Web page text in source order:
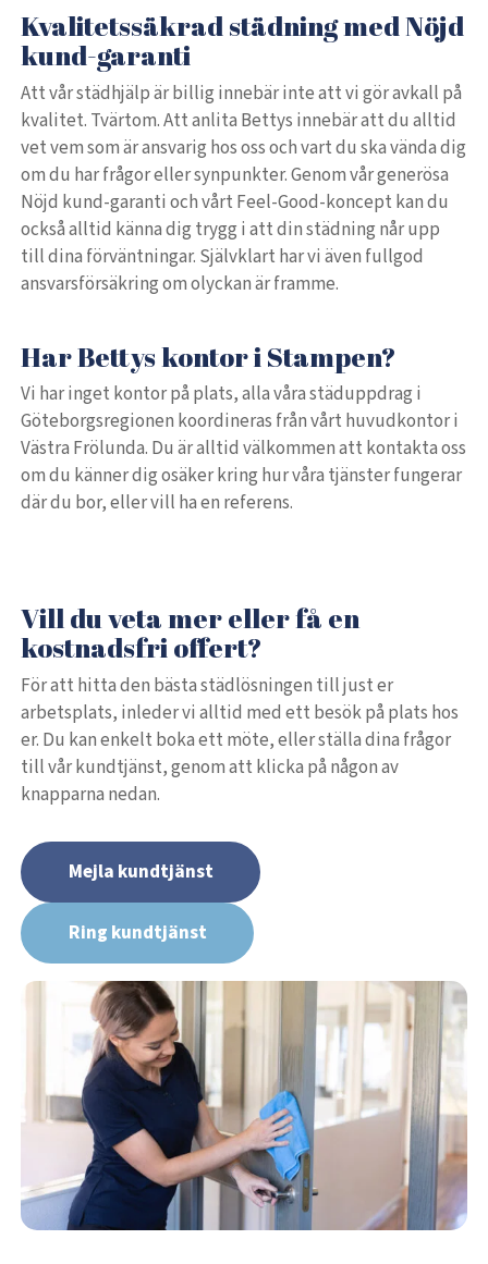
Kvalitetssäkrad städning med Nöjd
kund-garanti
Att vår städhjälp är billig innebär inte att vi gör avkall på
kvalitet. Tvärtom. Att anlita Bettys innebär att du alltid
vet vem som är ansvarig hos oss och vart du ska vända dig
om du har frågor eller synpunkter. Genom vår generösa
Nöjd kund-garanti och vårt Feel-Good-koncept kan du
också alltid känna dig trygg i att din städning når upp
till dina förväntningar. Självklart har vi även fullgod
ansvarsförsäkring om olyckan är framme.
Har Bettys kontor i Stampen?
Vi har inget kontor på plats, alla våra städuppdrag i
Göteborgsregionen koordineras från vårt huvudkontor i
Västra Frölunda. Du är alltid välkommen att kontakta oss
om du känner dig osäker kring hur våra tjänster fungerar
där du bor, eller vill ha en referens.
Vill du veta mer eller få en
kostnadsfri offert?
För att hitta den bästa städlösningen till just er
arbetsplats, inleder vi alltid med ett besök på plats hos
er. Du kan enkelt boka ett möte, eller ställa dina frågor
till vår kundtjänst, genom att klicka på någon av
knapparna nedan.
Mejla kundtjänst
Ring kundtjänst